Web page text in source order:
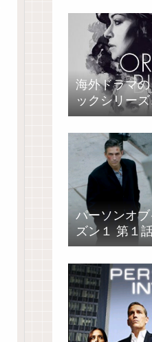
海外ドラマ
ックシリー
発売
パーソンオ
ズン１ 第１